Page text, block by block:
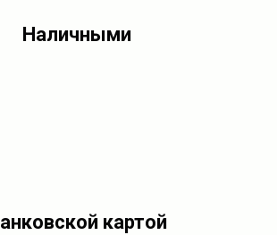
Наличными
картой